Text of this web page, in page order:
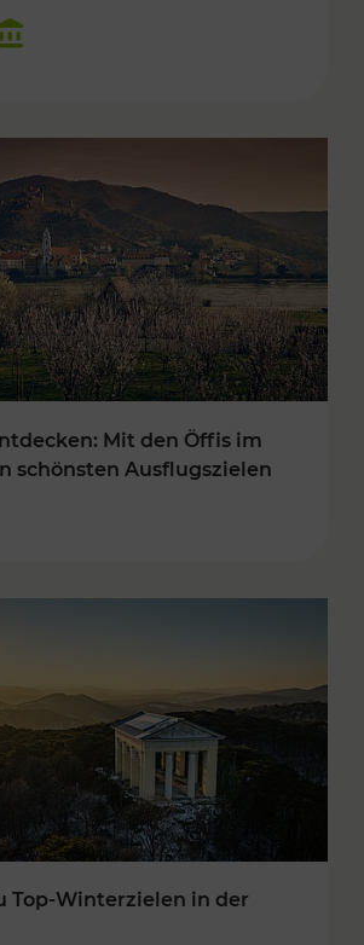
Mit den Öffis im
schönsten Ausflugszielen
Top-Winterzielen in der